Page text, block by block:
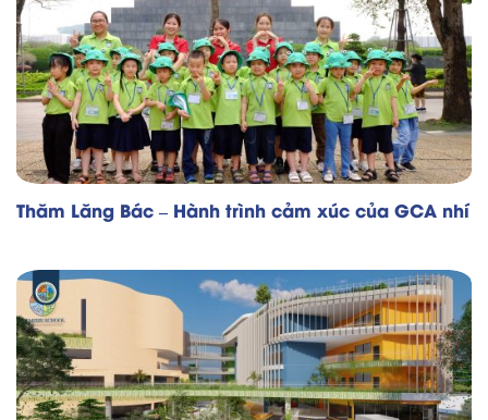
Thăm Lăng Bác – Hành trình cảm xúc của GCA nhí